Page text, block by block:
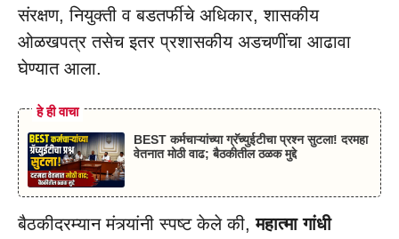
संरक्षण, नियुक्ती व बडतर्फीचे अधिकार, शासकीय
ओळखपत्र तसेच इतर प्रशासकीय अडचणींचा आढावा
घेण्यात आला.
हे ही वाचा
BEST कर्मचाऱ्यांच्या ग्रॅच्युईटीचा प्रश्न सुटला! दरमहा
वेतनात मोठी वाढ; बैठकीतील ठळक मुद्दे
बैठकीदरम्यान मंत्र्यांनी स्पष्ट केले की,महात्मा गांधी